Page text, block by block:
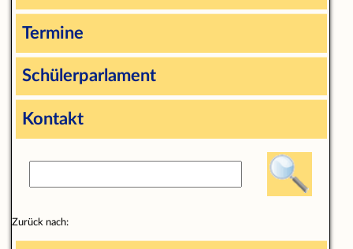
Termine
Schülerparlament
Kontakt
Zurück nach: